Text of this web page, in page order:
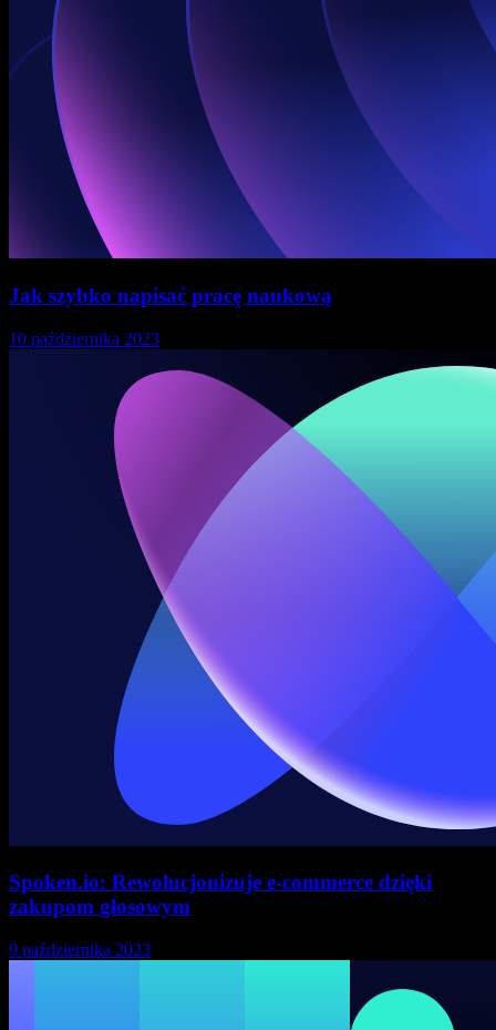
Jak szybko napisać pracę naukową
10 października 2023
Spoken.io: Rewolucjonizuje e-commerce dzięki
zakupom głosowym
9 października 2023